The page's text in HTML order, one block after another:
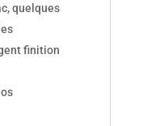
quelques
finition